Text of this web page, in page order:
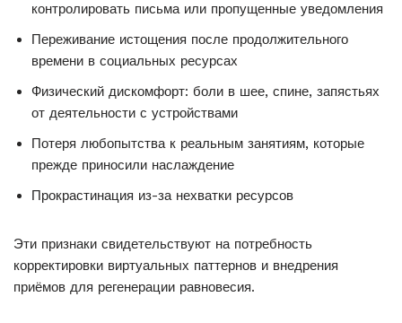
контролировать письма или пропущенные уведомления
Переживание истощения после продолжительного
времени в социальных ресурсах
Физический дискомфорт: боли в шее, спине, запястьях
от деятельности с устройствами
Потеря любопытства к реальным занятиям, которые
прежде приносили наслаждение
Прокрастинация из-за нехватки ресурсов
Эти признаки свидетельствуют на потребность
корректировки виртуальных паттернов и внедрения
приёмов для регенерации равновесия.